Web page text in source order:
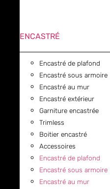
ENCASTRÉ
Encastré de plafond
Encastré sous armoire
Encastré au mur
Encastré extérieur
Garniture encastrée
Trimless
Boitier encastré
Accessoires
Encastré de plafond
Encastré sous armoire
Encastré au mur